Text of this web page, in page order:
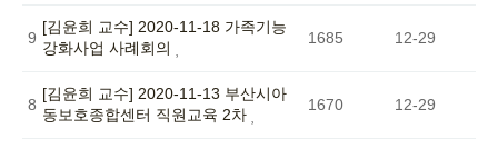
9
[김윤희 교수] 2020-11-18 가족기능
강화사업 사례회의
1685 12-29
8
[김윤희 교수] 2020-11-13 부산시아
동보호종합센터 직원교육 2차
1670 12-29